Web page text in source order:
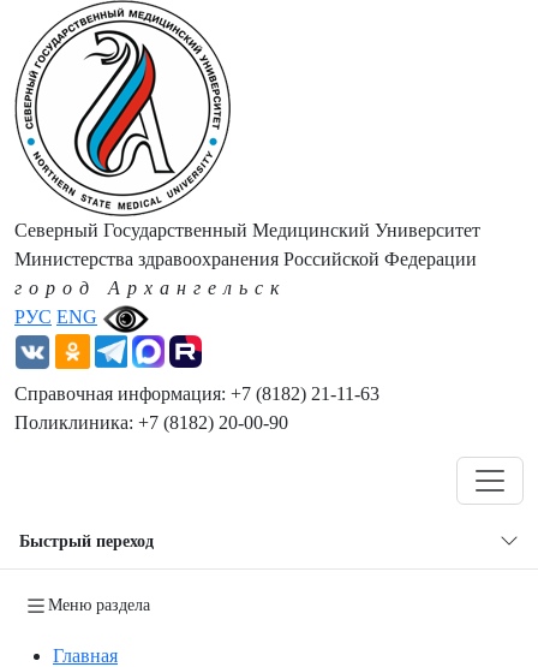
РУС ENG
Северный Государственный Медицинский Университет
Министерства здравоохранения Российской Федерации
город Архангельск
Справочная информация: +7 (8182) 21-11-63
Поликлиника: +7 (8182) 20-00-90
Быстрый переход
Меню раздела
Главная